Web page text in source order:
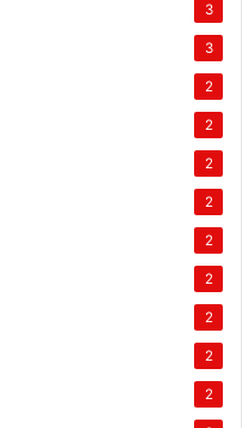
3
3
2
2
2
2
2
2
2
2
2